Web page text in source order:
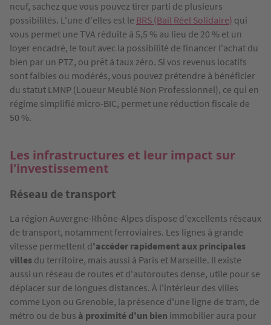
neuf, sachez que vous pouvez tirer parti de plusieurs
possibilités. L'une d'elles est le BRS (Bail Réel Solidaire) qui
vous permet une TVA réduite à 5,5 % au lieu de 20 % et un
loyer encadré, le tout avec la possibilité de financer l'achat du
bien par un PTZ, ou prêt à taux zéro. Si vos revenus locatifs
sont faibles ou modérés, vous pouvez prétendre à bénéficier
du statut LMNP (Loueur Meublé Non Professionnel), ce qui en
régime simplifié micro-BIC, permet une réduction fiscale de
50 %.
Les infrastructures et leur impact sur
l'investissement
Réseau de transport
La région Auvergne-Rhône-Alpes dispose d'excellents réseaux
de transport, notamment ferroviaires. Les lignes à grande
vitesse permettent d'accéder rapidement aux principales
villes du territoire, mais aussi à Paris et Marseille. Il existe
aussi un réseau de routes et d'autoroutes dense, utile pour se
déplacer sur de longues distances. À l'intérieur des villes
comme Lyon ou Grenoble, la présence d'une ligne de tram, de
métro ou de bus à proximité d'un bien immobilier aura pour